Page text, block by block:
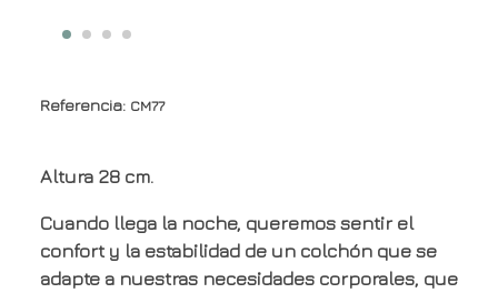
Referencia: CM77
Altura 28 cm.
Cuando llega la noche, queremos sentir el
confort y la estabilidad de un colchón que se
adapte a nuestras necesidades corporales, que